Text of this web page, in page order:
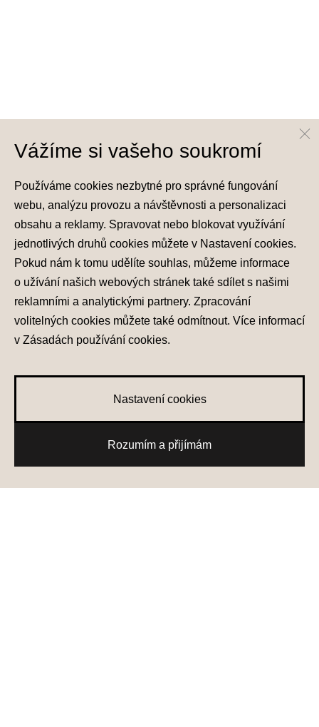
Nové skladové vozy Testovací jízda Získat nabídku Konfigurátor
Vážíme si vašeho soukromí
Používáme cookies nezbytné pro správné fungování
webu, analýzu provozu a návštěvnosti a personalizaci
obsahu a reklamy. Spravovat nebo blokovat využívání
jednotlivých druhů cookies můžete v Nastavení cookies.
Pokud nám k tomu udělíte souhlas, můžeme informace
o užívání našich webových stránek také sdílet s našimi
reklamními a analytickými partnery. Zpracování
volitelných cookies můžete také odmítnout. Více informací
v Zásadách používání cookies.
Nastavení cookies
Rozumím a přijímám